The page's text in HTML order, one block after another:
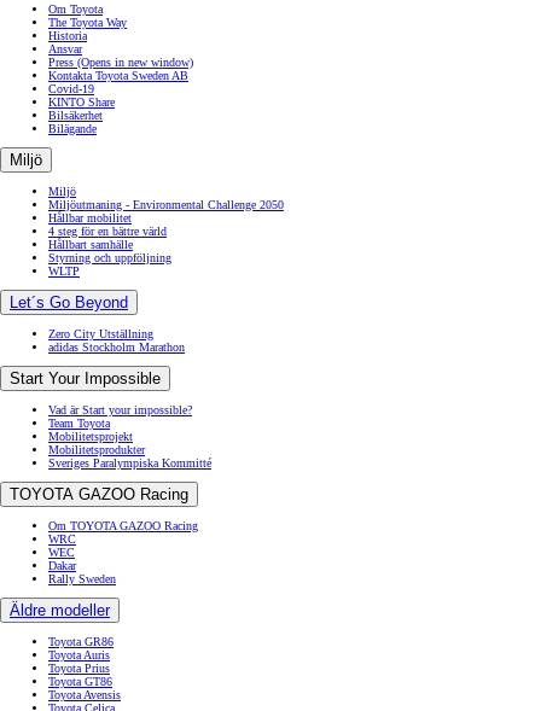
Om Toyota
The Toyota Way
Historia
Ansvar
Press (Opens in new window)
Kontakta Toyota Sweden AB
Covid-19
KINTO Share
Bilsäkerhet
Bilägande
Miljö
Miljö
Miljöutmaning - Environmental Challenge 2050
Hållbar mobilitet
4 steg för en bättre värld
Hållbart samhälle
Styrning och uppföljning
WLTP
Let´s Go Beyond
Zero City Utställning
adidas Stockholm Marathon
Start Your Impossible
Vad är Start your impossible?
Team Toyota
Mobilitetsprojekt
Mobilitetsprodukter
Sveriges Paralympiska Kommitté
TOYOTA GAZOO Racing
Om TOYOTA GAZOO Racing
WRC
WEC
Dakar
Rally Sweden
Äldre modeller
Toyota GR86
Toyota Auris
Toyota Prius
Toyota GT86
Toyota Avensis
Toyota Celica